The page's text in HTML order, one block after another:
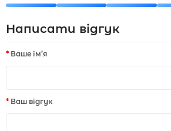
Написати відгук
Ваше ім’я
Ваш відгук